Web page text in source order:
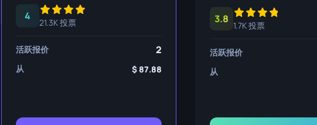
影子匕首
4
21.3K 投票
活跃报价 2
从 87.88
3.8
1.7K 投票
活跃报价
从